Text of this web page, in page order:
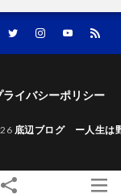
ライバシーポリシー
底辺ブログ ー人生は